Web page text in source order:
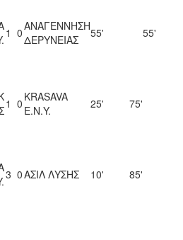
1 0ΑΝΑΓΕΝΝΗΣΗ
ΔΕΡΥΝΕΙΑΣ
55' 55'
1 0 KRASAVA
Ε.Ν.Y.
25' 75'
3 0ΑΣΙΛ ΛΥΣΗΣ 10' 85'